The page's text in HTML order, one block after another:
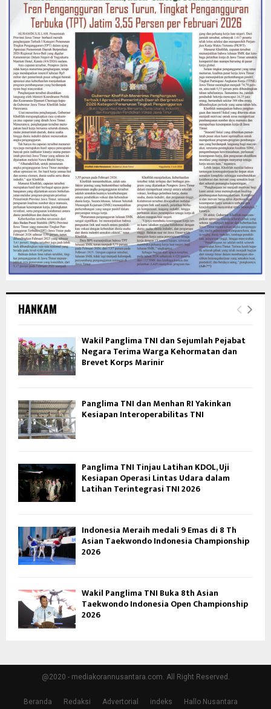
HANKAM
Wakil Panglima TNI dan Sejumlah Pejabat
Negara Terima Warga Kehormatan dan
Brevet Korps Marinir
Panglima TNI dan Menhan RI Yakinkan
Kesiapan Interoperabilitas TNI
Panglima TNI Tinjau Latihan KDOL, Uji
Kesiapan Operasi Lintas Udara dalam
Latihan Terintegrasi TNI 2026
Indonesia Meraih medali 9 Emas di 8 Th
Asian Taekwondo Indonesia Championship
2026
Wakil Panglima TNI Buka 8th Asian
Taekwondo Indonesia Open Championship
2026
@2020 - mediakorannusantara.com. All Right Reserved.
Beranda Redaksi Advertorial indeks Hallo Nusantara